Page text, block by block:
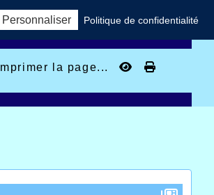
Imprimer la page...
Personnaliser Politique de confidentialité